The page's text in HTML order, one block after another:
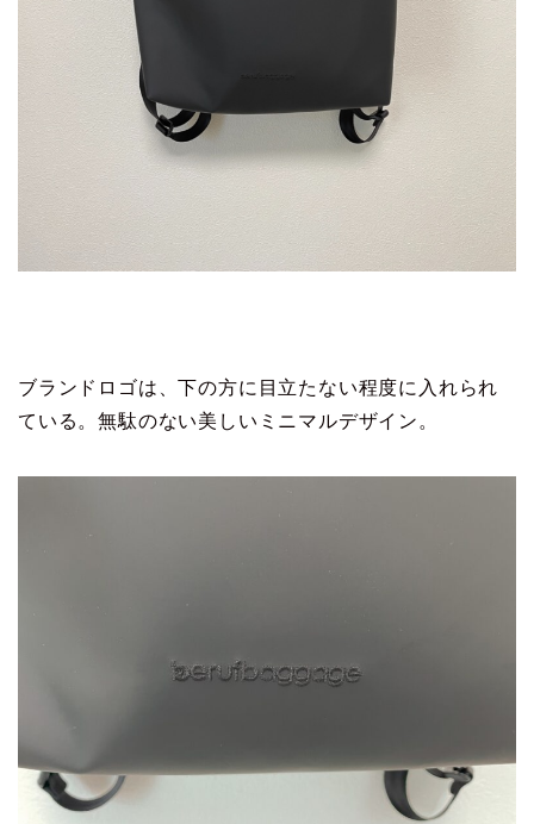
ブランドロゴは、下の方に目立たない程度に入れられ
ている。無駄のない美しいミニマルデザイン。